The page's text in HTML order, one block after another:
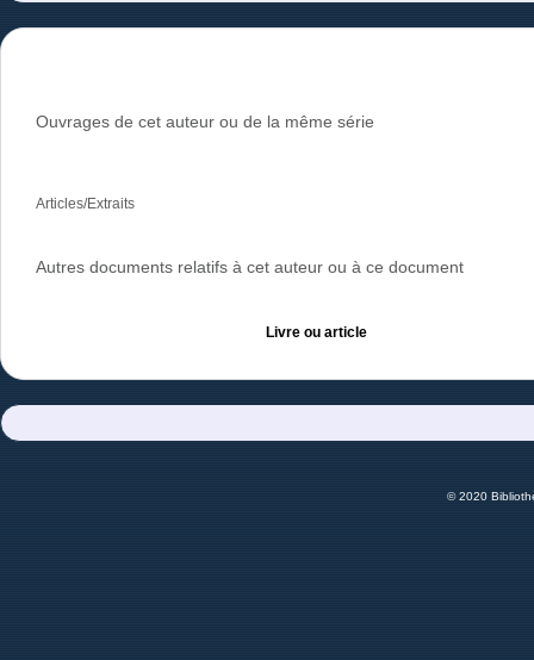
Ouvrages de cet auteur ou de la même série
Articles/Extraits
Autres documents relatifs à cet auteur ou à ce document
Livre ou article
© 2020